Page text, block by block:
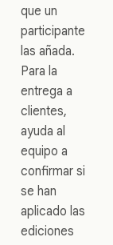
que un
participante
las añada.
Para la
entrega a
clientes,
ayuda al
equipo a
confirmar si
se han
aplicado las
ediciones